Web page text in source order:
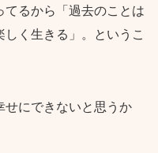
るから「過去のことは
く生きる」。というこ
せにできないと思うか